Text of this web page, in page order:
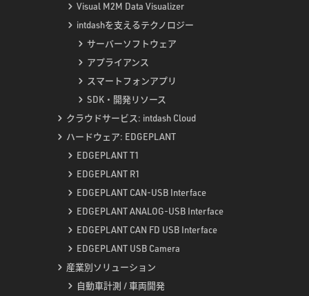
Visual M2M Data Visualizer
intdashを支えるテクノロジー
サーバーソフトウェア
アプライアンス
スマートフォンアプリ
SDK・開発リソース
クラウドサービス: intdash Cloud
ハードウェア: EDGEPLANT
EDGEPLANT T1
EDGEPLANT R1
EDGEPLANT CAN-USB Interface
EDGEPLANT ANALOG-USB Interface
EDGEPLANT CAN FD USB Interface
EDGEPLANT USB Camera
産業別ソリューション
自動車計測 / 車両開発